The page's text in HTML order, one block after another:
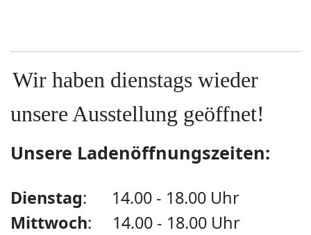
Wir haben dienstags wieder
unsere Ausstellung geöffnet!
Unsere Ladenöffnungszeiten:
Dienstag: 14.00 - 18.00 Uhr
Mittwoch: 14.00 - 18.00 Uhr